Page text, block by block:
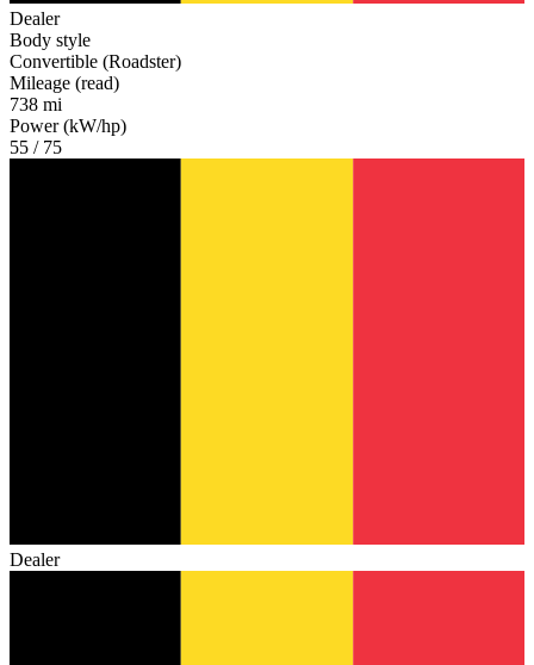
Dealer
Body style
Convertible (Roadster)
Mileage (read)
738 mi
Power (kW/hp)
55 / 75
Dealer